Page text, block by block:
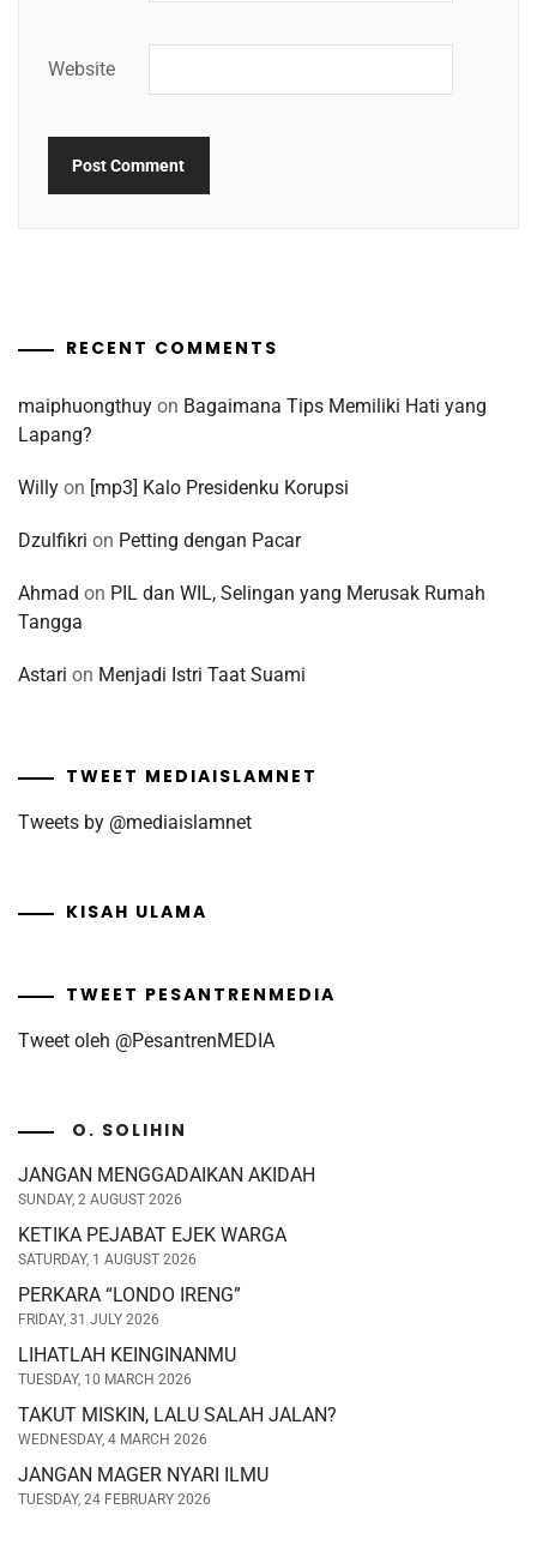
Website
RECENT COMMENTS
maiphuongthuy on Bagaimana Tips Memiliki Hati yang
Lapang?
Willy on [mp3] Kalo Presidenku Korupsi
Dzulfikri on Petting dengan Pacar
Ahmad on PIL dan WIL, Selingan yang Merusak Rumah
Tangga
Astari on Menjadi Istri Taat Suami
TWEET MEDIAISLAMNET
Tweets by @mediaislamnet
KISAH ULAMA
TWEET PESANTRENMEDIA
Tweet oleh @PesantrenMEDIA
O. SOLIHIN
JANGAN MENGGADAIKAN AKIDAH
SUNDAY, 2 AUGUST 2026
KETIKA PEJABAT EJEK WARGA
SATURDAY, 1 AUGUST 2026
PERKARA “LONDO IRENG”
FRIDAY, 31 JULY 2026
LIHATLAH KEINGINANMU
TUESDAY, 10 MARCH 2026
TAKUT MISKIN, LALU SALAH JALAN?
WEDNESDAY, 4 MARCH 2026
JANGAN MAGER NYARI ILMU
TUESDAY, 24 FEBRUARY 2026